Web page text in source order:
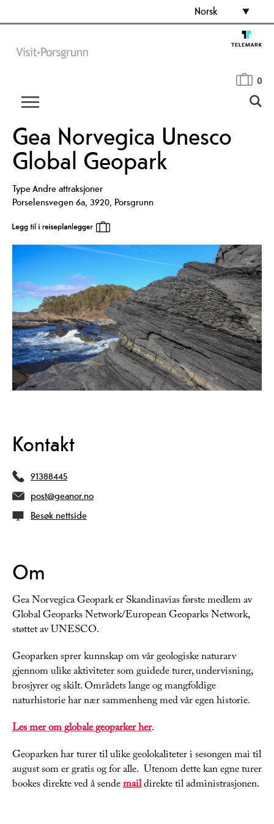
Norsk
0
Gea Norvegica Unesco
Global Geopark
TypeAndre attraksjoner
Porselensvegen 6a, 3920, Porsgrunn
Kontakt
91388445
post@geanor.no
Besøk nettside
Om
Gea Norvegica Geopark er Skandinavias første medlem av
Global Geoparks Network/European Geoparks Network,
støttet av UNESCO.
Geoparken sprer kunnskap om vår geologiske naturarv
gjennom ulike aktiviteter som guidede turer, undervisning,
brosjyrer og skilt. Områdets lange og mangfoldige
naturhistorie har nær sammenheng med vår egen historie.
Les mer om globale geoparker her.
Geoparken har turer til ulike geolokaliteter i sesongen mai til
august som er gratis og for alle. Utenom dette kan egne turer
bookes direkte ved å sendemaildirekte til administrasjonen.